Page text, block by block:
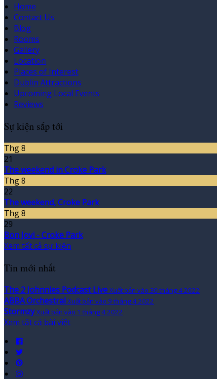
Home
Contact Us
Blog
Rooms
Gallery
Location
Places of Interest
Dublin Attractions
Upcoming Local Events
Reviews
Sự kiện sắp tới
Thg 8
21
The weekend in Croke Park
Thg 8
22
The weekend, Croke Park
Thg 8
29
Bon Jovi - Croke Park
Xem tất cả sự kiện
Tin mới nhất
The 2 Johnnies Podcast Live Xuất bản vào 30 tháng 4 2022
ABBA Orchestral Xuất bản vào 9 tháng 4 2022
Stormzy Xuất bản vào 1 tháng 4 2022
Xem tất cả bài viết